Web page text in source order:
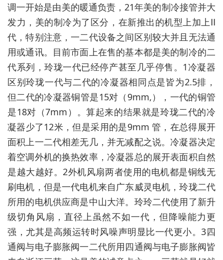
调一开始是由美的暖通负责，21年美的制冷接管并大
发力，美的制冷为了区分，在新推出的机型上加上Ⅱ
代，特别注意，一二代设备之间区别较大并且无法通
用或通讯。目前市面上在售的基本都是美的制冷的二
代系列，玲珑一代已经停产甚至几乎停售。1冷凝器
区别玲珑一代与二代的冷凝器相同点是皆为2.5排，
但二代的冷凝器铜管是15对（9mm,），一代的铜管
是18对（7mm）。算起来的结果就是玲珑二代的冷
凝器少了12米，但是采用的是9mm 管，在总得展开
面积上一二代相差无几，并无减配之说。冷凝器决定
着空调外机的换热效率，冷凝器总的展开表面积自然
是越大越好。2外机风扇两者使用的电机都是铜线无
刷电机，但是一代电机来自广东威灵电机，玲珑二代
所用的电机供应商是中山大洋。玲玲二代使用了新升
级切角风扇，直径上虽然不如一代，但降噪能力更
强，尤其是高频运转时风噪声明显比一代更小。3四
通阀与电子膨胀阀一二代所用四通阀与电子膨胀阀皆